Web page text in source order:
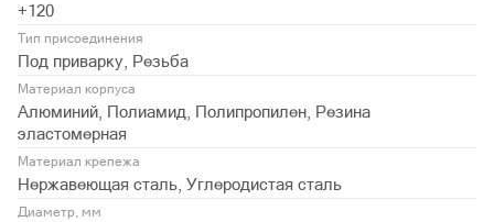
+120
Тип присоединения
Под приварку, Резьба
Материал корпуса
Алюминий, Полиамид, Полипропилен, Резина
эластомерная
Материал крепежа
Нержавеющая сталь, Углеродистая сталь
Диаметр, мм